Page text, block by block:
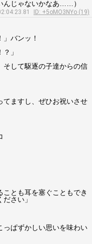
んじゃないかなあ……）
ID: +5oMO3NYo (19)
バンッ！
」
そして駆逐の子達からの信
てますし、ぜひお祝いさせ
とも耳を塞ぐこともでき
さい」
ぱずかしい思いを味わい